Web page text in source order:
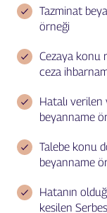
Tazminat
örneği
Cezaya konu
ceza
Hatalı
beyanname
Talebe konu
beyanname
Hatanın
kesilen